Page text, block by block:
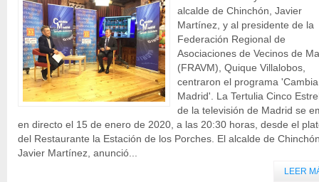
alcalde de Chinchón, Javier
Martínez, y al presidente de la
Federación Regional de
Asociaciones de Vecinos de
(FRAVM), Quique Villalobos,
centraron el programa 'Cambia
Madrid'. La Tertulia Cinco
de la televisión de Madrid se
en directo el 15 de enero de 2020, a las 20:30 horas, desde el
del Restaurante la Estación de los Porches. El alcalde de
Javier Martínez, anunció...
LEER